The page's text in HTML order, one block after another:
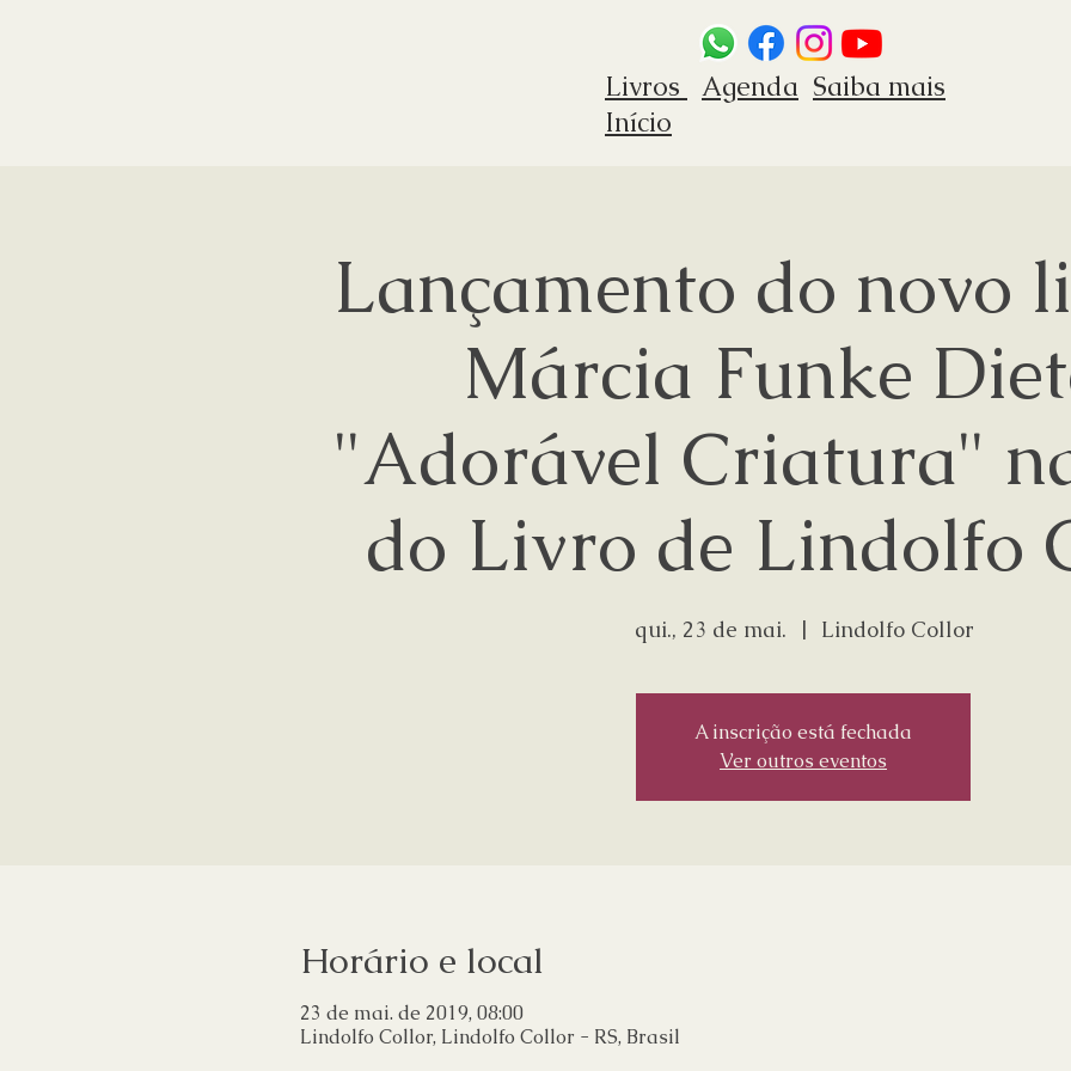
Livros Agenda Saiba mais
Início
Lançamento do novo
Márcia Funke
"Adorável Criatura"
do Livro de Lindolfo
qui., 23 de mai.
  |
Lindolfo Collor
A inscrição está fechada
Ver outros eventos
Horário e local
23 de mai. de 2019, 08:00
Lindolfo Collor, Lindolfo Collor - RS, Brasil